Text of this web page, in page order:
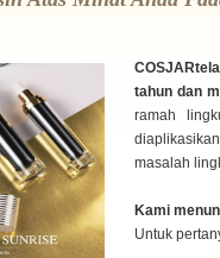
tahun dan
ramah
masalah
Kami
Untuk